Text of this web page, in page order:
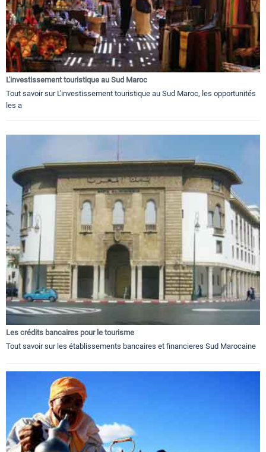
L'investissement touristique au Sud Maroc
Tout savoir sur L'investissement touristique au Sud Maroc, les opportunités
les a
Les crédits bancaires pour le tourisme
Tout savoir sur les établissements bancaires et financieres Sud Marocaine